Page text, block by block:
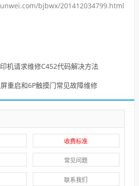
bjbwx/201412034799.html
机请求维修C452代码解决方法
重启和6P触摸门常见故障维修
收费标准
常见问题
联系我们